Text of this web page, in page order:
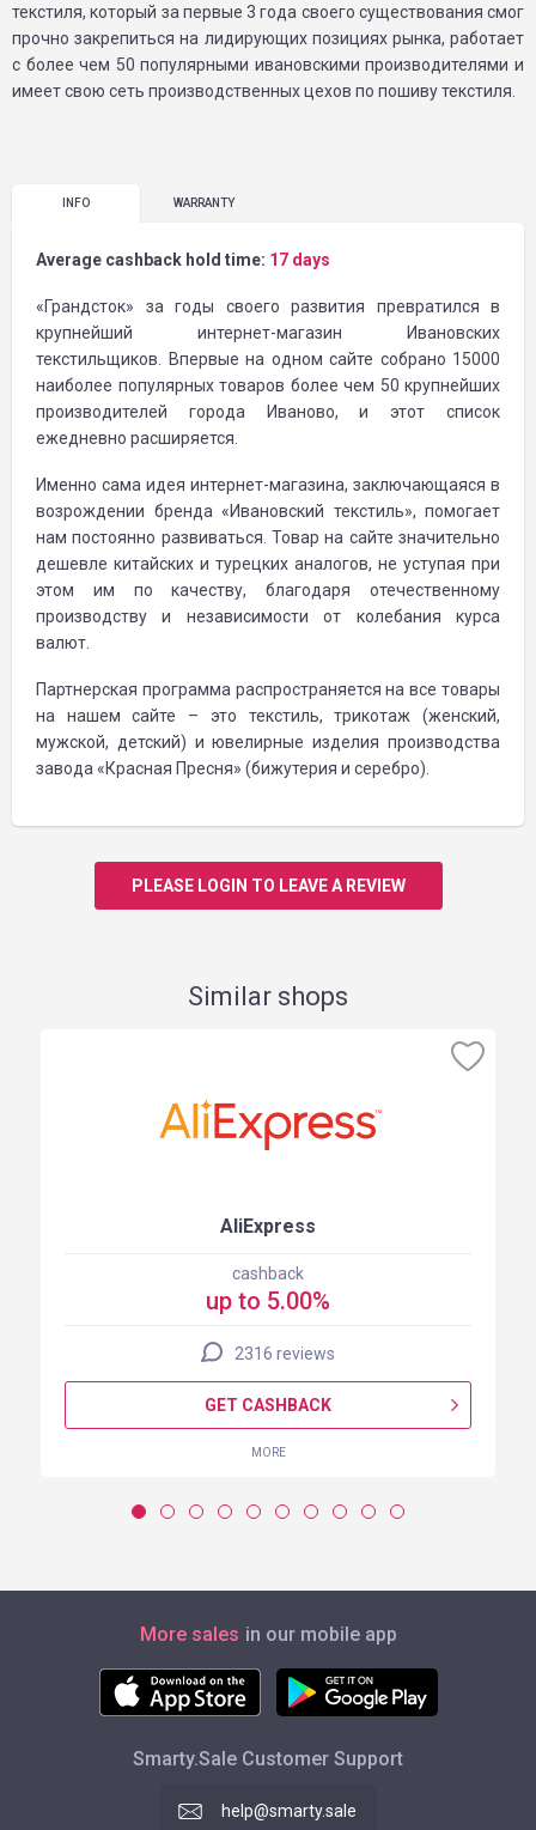
текстиля, который за первые 3 года своего существования смог
прочно закрепиться на лидирующих позициях рынка, работает
с более чем 50 популярными ивановскими производителями и
имеет свою сеть производственных цехов по пошиву текстиля.
INFO WARRANTY
Average cashback hold time: 17 days
«Грандсток» за годы своего развития превратился в
крупнейший интернет-магазин Ивановских
текстильщиков. Впервые на одном сайте собрано 15000
наиболее популярных товаров более чем 50 крупнейших
производителей города Иваново, и этот список
ежедневно расширяется.
Именно сама идея интернет-магазина, заключающаяся в
возрождении бренда «Ивановский текстиль», помогает
нам постоянно развиваться. Товар на сайте значительно
дешевле китайских и турецких аналогов, не уступая при
этом им по качеству, благодаря отечественному
производству и независимости от колебания курса
валют.
Партнерская программа распространяется на все товары
на нашем сайте – это текстиль, трикотаж (женский,
мужской, детский) и ювелирные изделия производства
завода «Красная Пресня» (бижутерия и серебро).
PLEASE LOGIN TO LEAVE A REVIEW
Similar shops
AliExpress
cashback
up to 5.00%
2316 reviews
GET CASHBACK
MORE
More sales in our mobile app
Smarty.Sale Customer Support
help@smarty.sale